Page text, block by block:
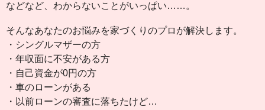
などなど、わからないことがいっぱい……。
そんなあなたのお悩みを家づくりのプロが解決します。
・シングルマザーの方
・年収面に不安がある方
・自己資金が0円の方
・車のローンがある
・以前ローンの審査に落ちたけど…